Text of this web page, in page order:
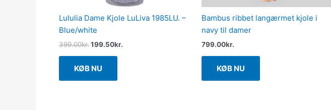
Lululia Dame Kjole LuLiva 1985LU. –
Blue/white
399.00kr.199.50kr.
KØB NU
Bambus ribbet langærmet kjole i
navy til damer
799.00kr.
KØB NU